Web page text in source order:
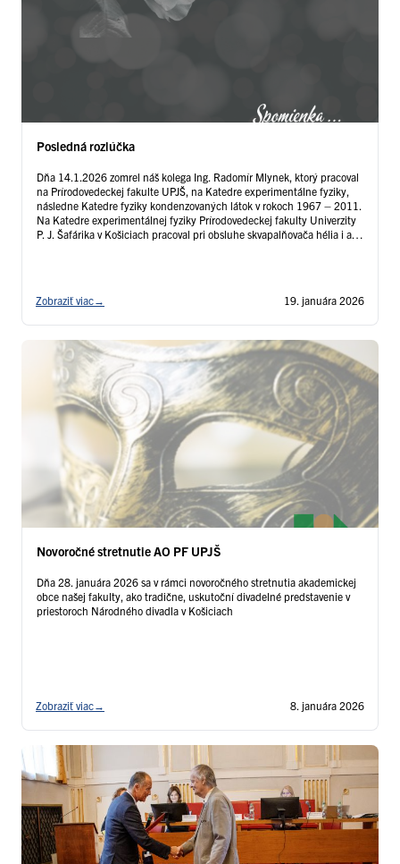
Posledná rozlúčka
Dňa 14.1.2026 zomrel náš kolega Ing. Radomír Mlynek, ktorý pracoval
na Prírodovedeckej fakulte UPJŠ, na Katedre experimentálne fyziky,
následne Katedre fyziky kondenzovaných látok v rokoch 1967 – 2011.
Na Katedre experimentálnej fyziky Prírodovedeckej fakulty Univerzity
P. J. Šafárika v Košiciach pracoval pri obsluhe skvapalňovača hélia i ako
Zobraziť viac→ 19. januára 2026
Novoročné stretnutie AO PF UPJŠ
Dňa 28. januára 2026 sa v rámci novoročného stretnutia akademickej
obce našej fakulty, ako tradične, uskutoční divadelné predstavenie v
priestoroch Národného divadla v Košiciach
Zobraziť viac→ 8. januára 2026